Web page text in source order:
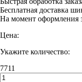
Бесплатная доставка
На момент оформления
Цена:
Укажите количество:
7711